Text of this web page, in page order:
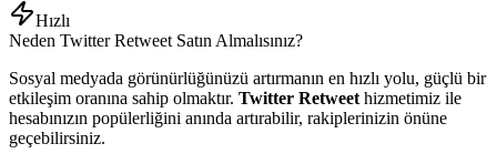
Hızlı
Neden Twitter Retweet Satın Almalısınız?
Sosyal medyada görünürlüğünüzü artırmanın en hızlı yolu, güçlü bir
etkileşim oranına sahip olmaktır. Twitter Retweet hizmetimiz ile
hesabınızın popülerliğini anında artırabilir, rakiplerinizin önüne
geçebilirsiniz.